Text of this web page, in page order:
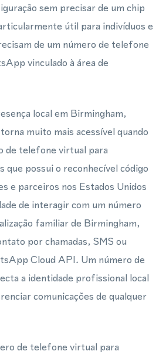
sem precisar de um chip
útil para indivíduos e
de um número de telefone
vinculado à área de
local em Birmingham,
muito mais acessível quando
de telefone virtual para
possui o reconhecível código
e parceiros nos Estados Unidos
de interagir com um número
familiar de Birmingham,
por chamadas, SMS ou
Cloud API. Um número de
a identidade profissional local
comunicações de qualquer
de telefone virtual para